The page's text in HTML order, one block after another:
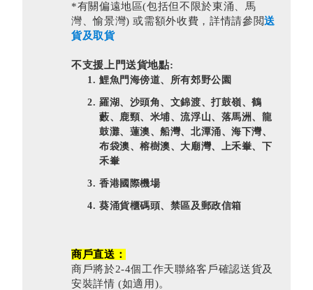
*有關偏遠地區(包括但不限於東涌、馬
灣、愉景灣) 或需額外收費，詳情請參閲送
貨及取貨
不支援上門送貨地點:
鯉魚門海傍道、所有郊野公園
羅湖、沙頭角、文錦渡、打鼓嶺、鶴
藪、鹿頸、米埔、流浮山、落馬洲、龍
鼓灘、蓮澳、船灣、北潭涌、海下灣、
布袋澳、榕樹澳、大廟灣、上禾輋、下
禾輋
香港國際機場
葵涌貨櫃碼頭、禁區及郵政信箱
商戶直送：
商戶將於2-4個工作天聯絡客戶確認送貨及
安裝詳情 (如適用)。